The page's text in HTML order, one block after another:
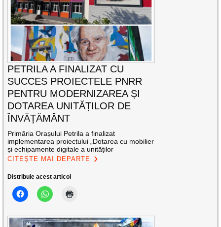
PETRILA A FINALIZAT CU
SUCCES PROIECTELE PNRR
PENTRU MODERNIZAREA ȘI
DOTAREA UNITĂȚILOR DE
ÎNVĂȚĂMÂNT
Primăria Orașului Petrila a finalizat
implementarea proiectului „Dotarea cu mobilier
și echipamente digitale a unităților
CITEȘTE MAI DEPARTE
Distribuie acest articol